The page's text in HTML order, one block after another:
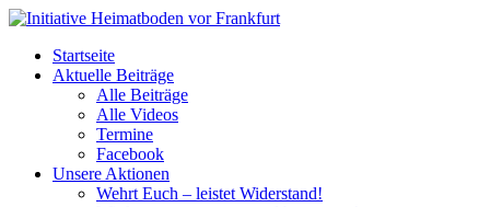
Startseite
Aktuelle Beiträge
Alle Beiträge
Alle Videos
Termine
Facebook
Unsere Aktionen
Wehrt Euch – leistet Widerstand!